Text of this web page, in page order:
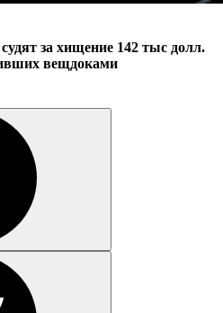
за хищение 142 тыс долл.
вещдоками